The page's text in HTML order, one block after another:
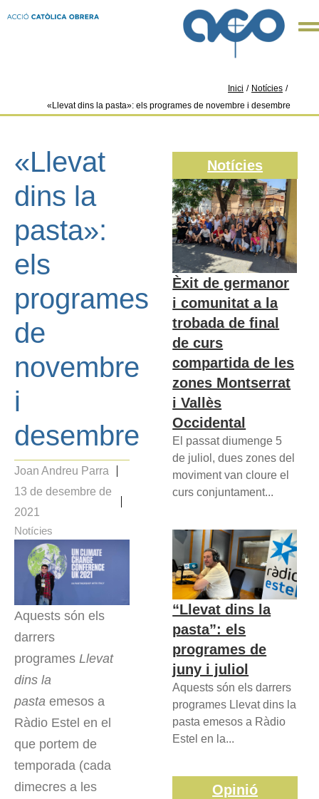
Inici / Notícies /
«Llevat dins la pasta»: els programes de novembre i desembre
«Llevat
dins la
pasta»:
els
programes
de
novembre
i
desembre
Joan Andreu Parra
13 de desembre de
2021
Notícies
Aquests són els
darrers
programes Llevat
dins la
pasta emesos a
Ràdio Estel en el
que portem de
temporada (cada
dimecres a les
Notícies
Èxit de germanor
i comunitat a la
trobada de final
de curs
compartida de les
zones Montserrat
i Vallès
Occidental
El passat diumenge 5
de juliol, dues zones del
moviment van cloure el
curs conjuntament...
“Llevat dins la
pasta”: els
programes de
juny i juliol
Aquests són els darrers
programes Llevat dins la
pasta emesos a Ràdio
Estel en la...
Opinió